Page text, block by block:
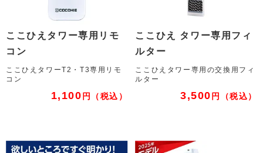
ここひえタワー専用リモ
コン
ここひえタワーT2・T3専用リモ
コン
1,100 円 （税込）
ここひえ タワー専用フィ
ルター
ここひえタワー専用の交換用フィ
ルター
3,500 円 （税込）